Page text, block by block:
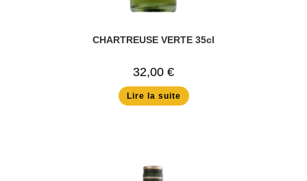
CHARTREUSE VERTE 35cl
32,00 €
Lire la suite